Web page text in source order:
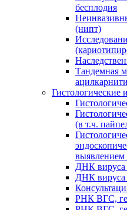
бесплодия
(нипт)
Тандемная
Гистологические
(в т.ч.
выявлением
ДНК вируса
ДНК вируса
РНК ВГC,